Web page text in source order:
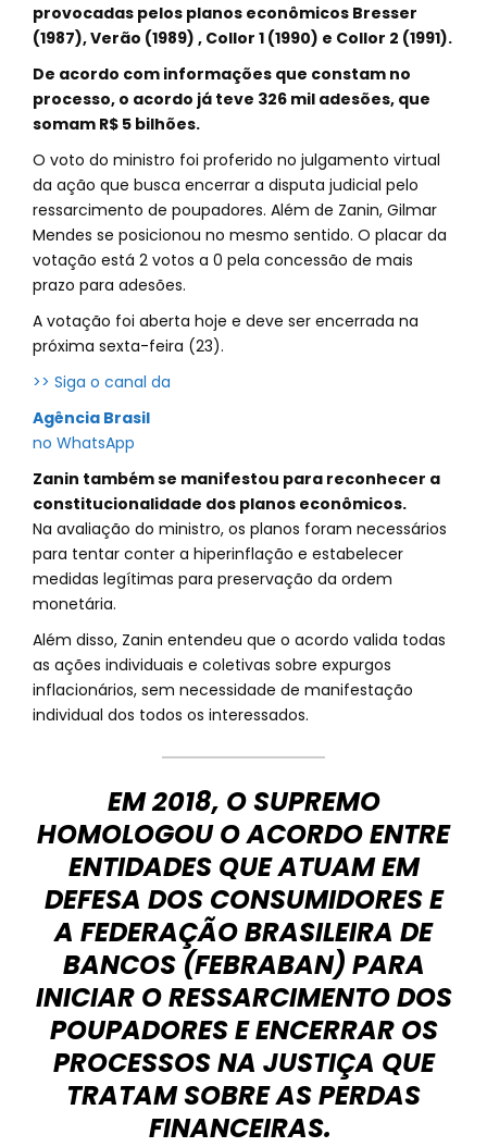
provocadas pelos planos econômicos Bresser
(1987), Verão (1989) , Collor 1 (1990) e Collor 2 (1991).
De acordo com informações que constam no
processo, o acordo já teve 326 mil adesões, que
somam R$ 5 bilhões.
O voto do ministro foi proferido no julgamento virtual
da ação que busca encerrar a disputa judicial pelo
ressarcimento de poupadores. Além de Zanin, Gilmar
Mendes se posicionou no mesmo sentido. O placar da
votação está 2 votos a 0 pela concessão de mais
prazo para adesões.
A votação foi aberta hoje e deve ser encerrada na
próxima sexta-feira (23).
>> Siga o canal da
Agência Brasil
no WhatsApp
Zanin também se manifestou para reconhecer a
constitucionalidade dos planos econômicos.
Na avaliação do ministro, os planos foram necessários
para tentar conter a hiperinflação e estabelecer
medidas legítimas para preservação da ordem
monetária.
Além disso, Zanin entendeu que o acordo valida todas
as ações individuais e coletivas sobre expurgos
inflacionários, sem necessidade de manifestação
individual dos todos os interessados.
EM 2018, O SUPREMO
HOMOLOGOU O ACORDO ENTRE
ENTIDADES QUE ATUAM EM
DEFESA DOS CONSUMIDORES E
A FEDERAÇÃO BRASILEIRA DE
BANCOS (FEBRABAN) PARA
INICIAR O RESSARCIMENTO DOS
POUPADORES E ENCERRAR OS
PROCESSOS NA JUSTIÇA QUE
TRATAM SOBRE AS PERDAS
FINANCEIRAS.